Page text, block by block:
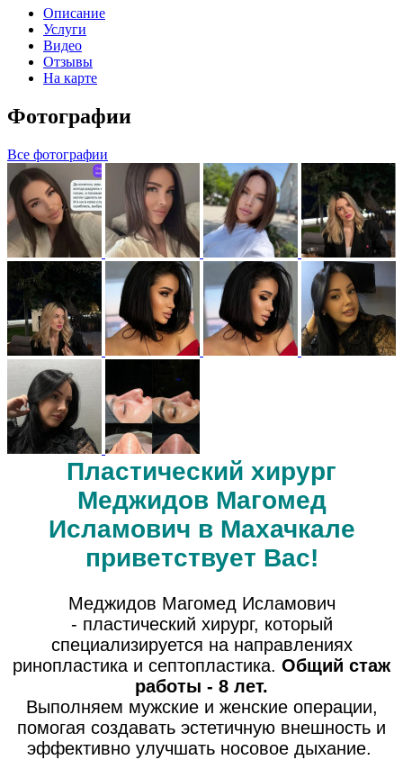
Описание
Услуги
Видео
Отзывы
На карте
Фотографии
Все фотографии
Пластический хирург
Меджидов Магомед
Исламович в Махачкале
приветствует Вас!
Меджидов Магомед Исламович
- пластический хирург, который
специализируется на направлениях
ринопластика и септопластика. Общий стаж
работы - 8 лет.
Выполняем мужские и женские операции,
помогая создавать эстетичную внешность и
эффективно улучшать носовое дыхание.